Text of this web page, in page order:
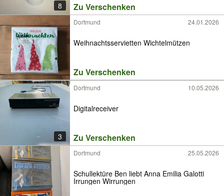
8 Zu Verschenken
Dortmund 24.01.2026
Weihnachtsservietten Wichtelmützen
Zu Verschenken
3
Dortmund 10.05.2026
Digitalreceiver
Zu Verschenken
Dortmund 25.05.2026
Schullektüre Ben liebt Anna Emilia Galotti
Irrungen Wirrungen